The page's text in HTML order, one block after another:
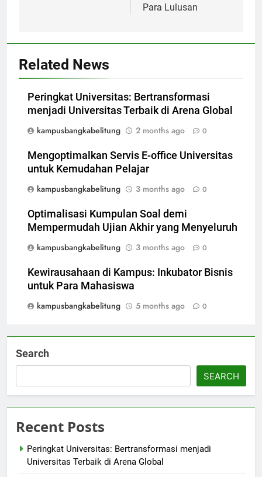
Para Lulusan
Related News
Peringkat Universitas: Bertransformasi
menjadi Universitas Terbaik di Arena Global
kampusbangkabelitung
2 months ago 0
Mengoptimalkan Servis E-office Universitas
untuk Kemudahan Pelajar
kampusbangkabelitung
3 months ago 0
Optimalisasi Kumpulan Soal demi
Mempermudah Ujian Akhir yang Menyeluruh
kampusbangkabelitung
3 months ago 0
Kewirausahaan di Kampus: Inkubator Bisnis
untuk Para Mahasiswa
kampusbangkabelitung
5 months ago 0
Search
SEARCH
Recent Posts
Peringkat Universitas: Bertransformasi menjadi
Universitas Terbaik di Arena Global